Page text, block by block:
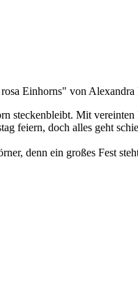
Einhorns" von
steckenbleibt. Mit
feiern, doch alles geht
denn ein großes Fest